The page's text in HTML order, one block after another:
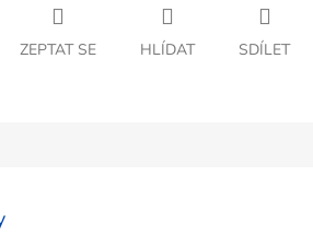
ZEPTAT SE HLÍDAT SDÍLET